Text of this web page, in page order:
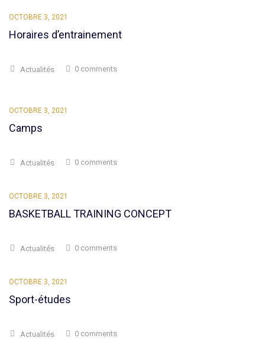
OCTOBRE 3, 2021
Horaires d’entrainement
Actualités 0 comments
OCTOBRE 3, 2021
Camps
Actualités 0 comments
OCTOBRE 3, 2021
BASKETBALL TRAINING CONCEPT
Actualités 0 comments
OCTOBRE 3, 2021
Sport-études
Actualités 0 comments